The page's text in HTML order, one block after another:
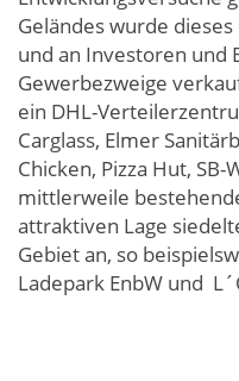
Geländes wurde
und an Investoren
Gewerbezweige
ein DHL-
Carglass, Elmer
Chicken, Pizza Hut,
mittlerweile
attraktiven Lage
Gebiet an, so
Ladepark EnbW und